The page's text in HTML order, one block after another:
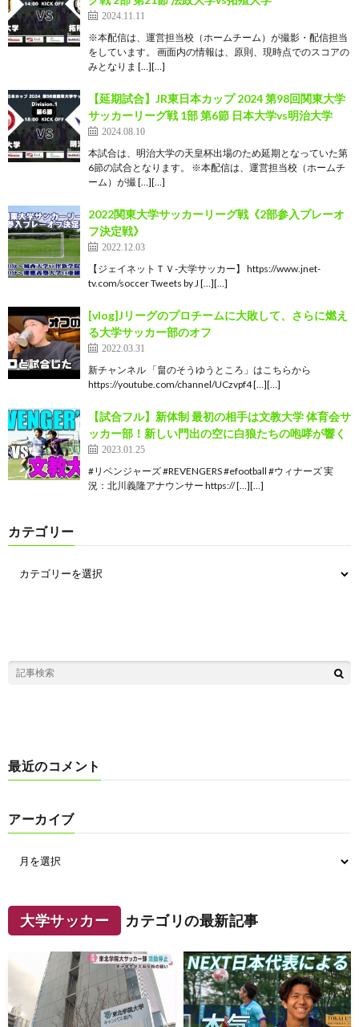
2024.11.11
※本配信は、運営担当校（ホームチーム）が撮影・配信担当
をしています。 画面内の情報は、原則、現時点でのスコアの
みとなりま […][…]
【延期試合】JR東日本カップ 2024 第98回関東大学
サッカーリーグ戦 1部 第6節 日本大学vs明治大学
2024.08.10
本試合は、明治大学の天皇杯出場のため延期となっていた第
6節の試合となります。 ※本配信は、運営担当校（ホームチ
ーム）が撮 […][…]
2022関東大学サッカーリーグ戦《2部参入プレーオ
フ決定戦》
2022.12.03
【ジェイネットＴＶ-大学サッカー】 https://www.jnet-
tv.com/soccer Tweets by J […][…]
[vlog]Jリーグのプロチームに大敗して、さらに燃え
る大学サッカー部のオフ
2022.03.31
新チャンネル 「畠のそうゆうところ」はこちらから
https://youtube.com/channel/UCzvpf4 […][…]
【試合フル】新体制 最初の相手は文教大学 体育会サ
ッカー部！新しい門出の空に白狼たちの咆哮が響く
2023.01.25
#リベンジャーズ #REVENGERS #efootball #ウィナーズ 実
況：北川義隆アナウンサー https:// […][…]
カテゴリー
最近のコメント
アーカイブ
大学サッカー カテゴリの最新記事